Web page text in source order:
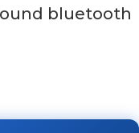
bluetooth